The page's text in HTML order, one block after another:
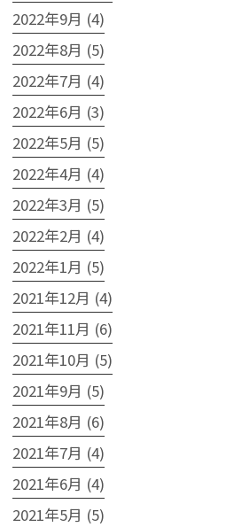
2022年9月 (4)
2022年8月 (5)
2022年7月 (4)
2022年6月 (3)
2022年5月 (5)
2022年4月 (4)
2022年3月 (5)
2022年2月 (4)
2022年1月 (5)
2021年12月 (4)
2021年11月 (6)
2021年10月 (5)
2021年9月 (5)
2021年8月 (6)
2021年7月 (4)
2021年6月 (4)
2021年5月 (5)